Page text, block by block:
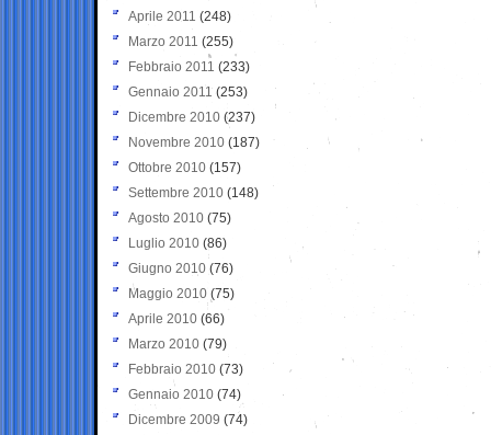
Aprile 2011 (248)
Marzo 2011 (255)
Febbraio 2011 (233)
Gennaio 2011 (253)
Dicembre 2010 (237)
Novembre 2010 (187)
Ottobre 2010 (157)
Settembre 2010 (148)
Agosto 2010 (75)
Luglio 2010 (86)
Giugno 2010 (76)
Maggio 2010 (75)
Aprile 2010 (66)
Marzo 2010 (79)
Febbraio 2010 (73)
Gennaio 2010 (74)
Dicembre 2009 (74)